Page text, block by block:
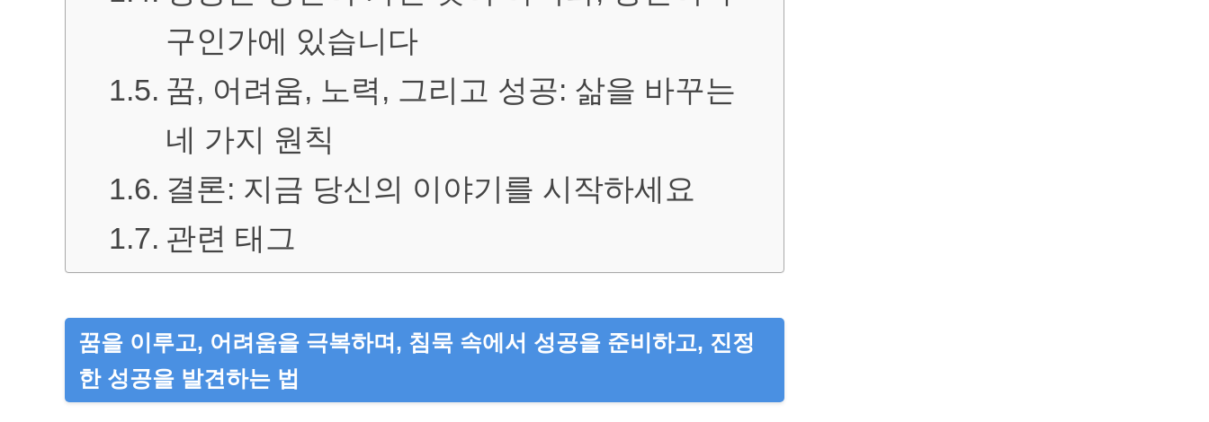
구인가에 있습니다
꿈, 어려움, 노력, 그리고 성공: 삶을 바꾸는
네 가지 원칙
결론: 지금 당신의 이야기를 시작하세요
관련 태그
꿈을 이루고, 어려움을 극복하며, 침묵 속에서 성공을 준비하고, 진정
한 성공을 발견하는 법